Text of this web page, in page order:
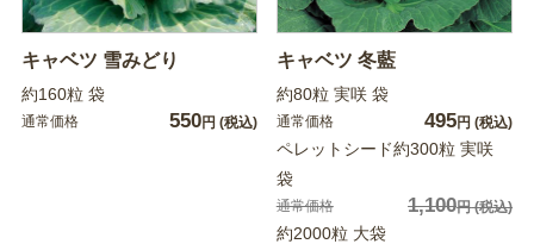
キャベツ 雪みどり
約160粒 袋
通常価格 550円 (税込)
キャベツ 冬藍
約80粒 実咲 袋
通常価格 495円 (税込)
ペレットシード約300粒 実咲
袋
通常価格 1,100円(税込)
約2000粒 大袋